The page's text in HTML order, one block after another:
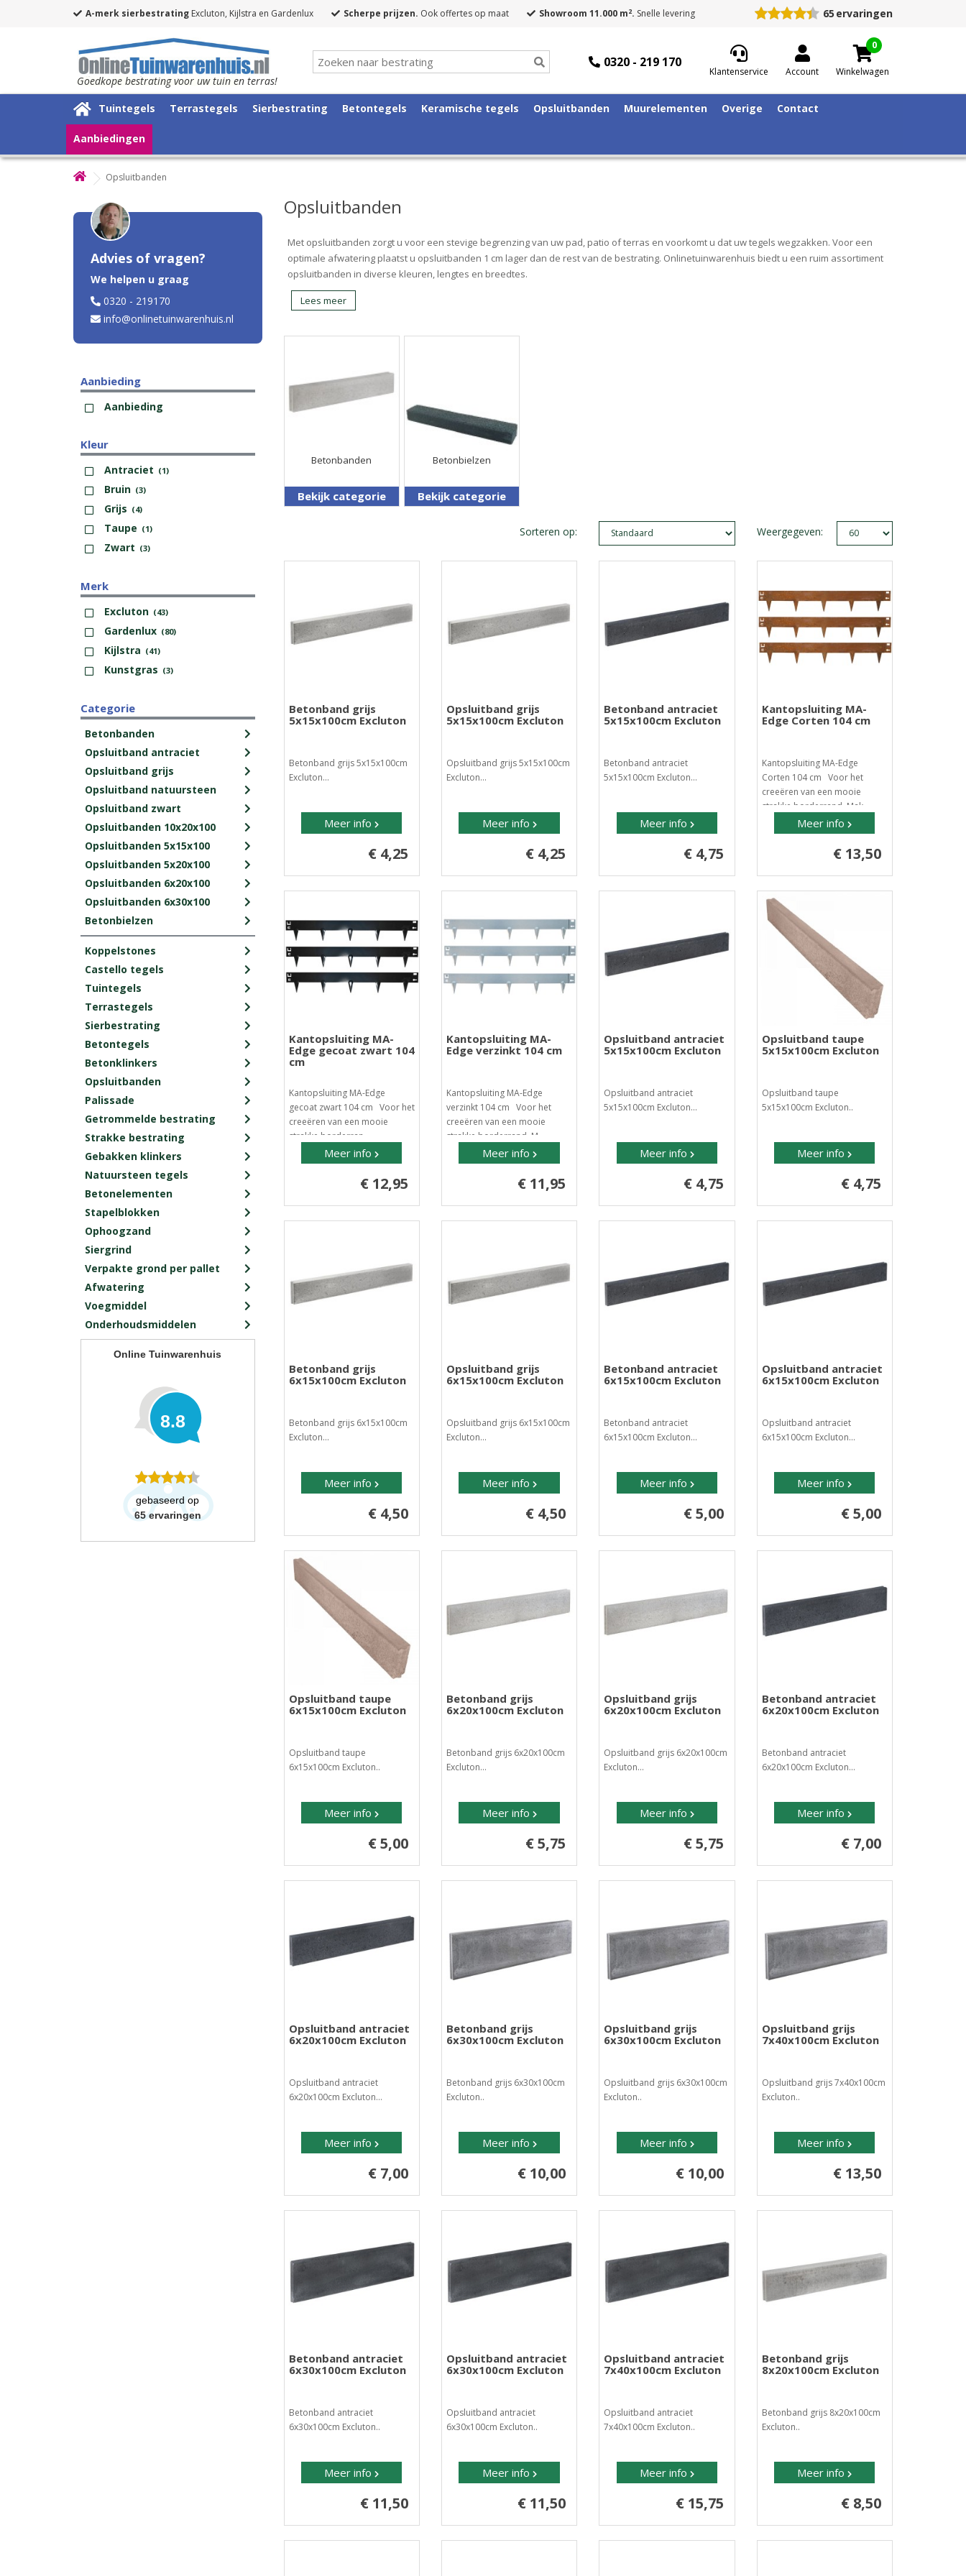
A-merk sierbestrating Excluton, Kijlstra en Gardenlux Scherpe prijzen. Ook offertes op maat Showroom 11.000 m2. Snelle levering 65 ervaringen
Goedkope bestrating voor uw tuin en terras!
0320 - 219 170
Klantenservice Account
0
Winkelwagen
Tuintegels Terrastegels Sierbestrating Betontegels Keramische tegels Opsluitbanden Muurelementen Overige Contact
Aanbiedingen
Opsluitbanden
Advies of vragen?
We helpen u graag
0320 - 219170
info@onlinetuinwarenhuis.nl
Aanbieding
Aanbieding
Kleur
Antraciet (1)
Bruin (3)
Grijs (4)
Taupe (1)
Zwart (3)
Merk
Excluton (43)
Gardenlux (80)
Kijlstra (41)
Kunstgras (3)
Categorie
Betonbanden
Opsluitband antraciet
Opsluitband grijs
Opsluitband natuursteen
Opsluitband zwart
Opsluitbanden 10x20x100
Opsluitbanden 5x15x100
Opsluitbanden 5x20x100
Opsluitbanden 6x20x100
Opsluitbanden 6x30x100
Betonbielzen
Koppelstones
Castello tegels
Tuintegels
Terrastegels
Sierbestrating
Betontegels
Betonklinkers
Opsluitbanden
Palissade
Getrommelde bestrating
Strakke bestrating
Gebakken klinkers
Natuursteen tegels
Betonelementen
Stapelblokken
Ophoogzand
Siergrind
Verpakte grond per pallet
Afwatering
Voegmiddel
Onderhoudsmiddelen
Online Tuinwarenhuis
8.8
gebaseerd op
65 ervaringen
Opsluitbanden
Met opsluitbanden zorgt u voor een stevige begrenzing van uw pad, patio of terras en voorkomt u dat uw tegels wegzakken. Voor een
optimale afwatering plaatst u opsluitbanden 1 cm lager dan de rest van de bestrating. Onlinetuinwarenhuis biedt u een ruim assortiment
opsluitbanden in diverse kleuren, lengtes en breedtes.
Lees meer
Betonbanden
Bekijk categorie
Betonbielzen
Bekijk categorie
Sorteren op: Weergegeven:
Betonband grijs
5x15x100cm Excluton
Betonband grijs 5x15x100cm
Excluton...
Meer info
€ 4,25
Opsluitband grijs
5x15x100cm Excluton
Opsluitband grijs 5x15x100cm
Excluton...
Meer info
€ 4,25
Betonband antraciet
5x15x100cm Excluton
Betonband antraciet
5x15x100cm Excluton...
Meer info
€ 4,75
Kantopsluiting MA-
Edge Corten 104 cm
Kantopsluiting MA-Edge
Corten 104 cm Voor het
creeëren van een mooie
strakke borderrand. Mak..
Meer info
€ 13,50
Kantopsluiting MA-
Edge gecoat zwart 104
cm
Kantopsluiting MA-Edge
gecoat zwart 104 cm Voor het
creeëren van een mooie
strakke borderran..
Meer info
€ 12,95
Kantopsluiting MA-
Edge verzinkt 104 cm
Kantopsluiting MA-Edge
verzinkt 104 cm Voor het
creeëren van een mooie
strakke borderrand. M..
Meer info
€ 11,95
Opsluitband antraciet
5x15x100cm Excluton
Opsluitband antraciet
5x15x100cm Excluton...
Meer info
€ 4,75
Opsluitband taupe
5x15x100cm Excluton
Opsluitband taupe
5x15x100cm Excluton..
Meer info
€ 4,75
Betonband grijs
6x15x100cm Excluton
Betonband grijs 6x15x100cm
Excluton...
Meer info
€ 4,50
Opsluitband grijs
6x15x100cm Excluton
Opsluitband grijs 6x15x100cm
Excluton...
Meer info
€ 4,50
Betonband antraciet
6x15x100cm Excluton
Betonband antraciet
6x15x100cm Excluton...
Meer info
€ 5,00
Opsluitband antraciet
6x15x100cm Excluton
Opsluitband antraciet
6x15x100cm Excluton...
Meer info
€ 5,00
Opsluitband taupe
6x15x100cm Excluton
Opsluitband taupe
6x15x100cm Excluton..
Meer info
€ 5,00
Betonband grijs
6x20x100cm Excluton
Betonband grijs 6x20x100cm
Excluton...
Meer info
€ 5,75
Opsluitband grijs
6x20x100cm Excluton
Opsluitband grijs 6x20x100cm
Excluton...
Meer info
€ 5,75
Betonband antraciet
6x20x100cm Excluton
Betonband antraciet
6x20x100cm Excluton...
Meer info
€ 7,00
Opsluitband antraciet
6x20x100cm Excluton
Opsluitband antraciet
6x20x100cm Excluton...
Meer info
€ 7,00
Betonband grijs
6x30x100cm Excluton
Betonband grijs 6x30x100cm
Excluton..
Meer info
€ 10,00
Opsluitband grijs
6x30x100cm Excluton
Opsluitband grijs 6x30x100cm
Excluton..
Meer info
€ 10,00
Opsluitband grijs
7x40x100cm Excluton
Opsluitband grijs 7x40x100cm
Excluton..
Meer info
€ 13,50
Betonband antraciet
6x30x100cm Excluton
Betonband antraciet
6x30x100cm Excluton..
Meer info
€ 11,50
Opsluitband antraciet
6x30x100cm Excluton
Opsluitband antraciet
6x30x100cm Excluton..
Meer info
€ 11,50
Opsluitband antraciet
7x40x100cm Excluton
Opsluitband antraciet
7x40x100cm Excluton..
Meer info
€ 15,75
Betonband grijs
8x20x100cm Excluton
Betonband grijs 8x20x100cm
Excluton..
Meer info
€ 8,50